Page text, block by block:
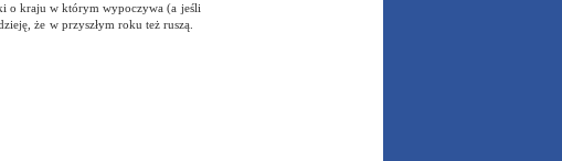
o kraju w którym wypoczywa (a jeśli
że w przyszłym roku też ruszą.